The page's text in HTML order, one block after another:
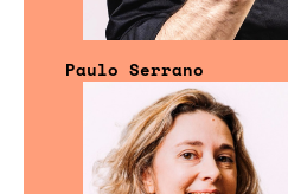
Paulo Serrano